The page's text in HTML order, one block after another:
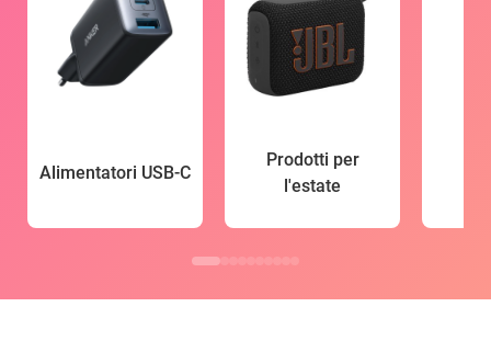
Alimentatori USB-C
Prodotti per
l'estate